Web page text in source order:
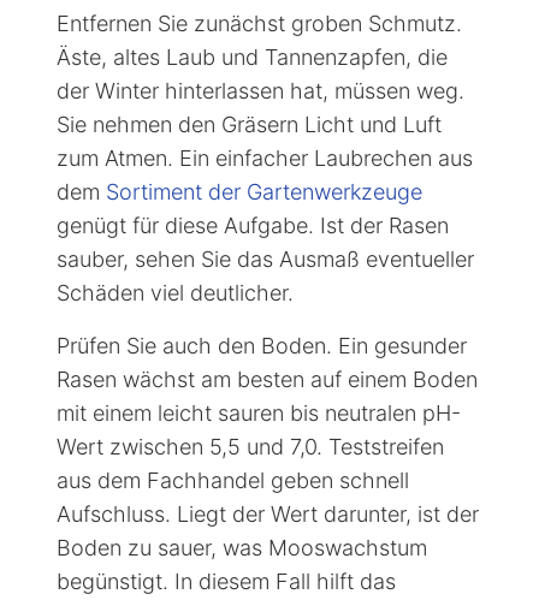
Entfernen Sie zunächst groben Schmutz.
Äste, altes Laub und Tannenzapfen, die
der Winter hinterlassen hat, müssen weg.
Sie nehmen den Gräsern Licht und Luft
zum Atmen. Ein einfacher Laubrechen aus
dem Sortiment der Gartenwerkzeuge
genügt für diese Aufgabe. Ist der Rasen
sauber, sehen Sie das Ausmaß eventueller
Schäden viel deutlicher.
Prüfen Sie auch den Boden. Ein gesunder
Rasen wächst am besten auf einem Boden
mit einem leicht sauren bis neutralen pH-
Wert zwischen 5,5 und 7,0. Teststreifen
aus dem Fachhandel geben schnell
Aufschluss. Liegt der Wert darunter, ist der
Boden zu sauer, was Mooswachstum
begünstigt. In diesem Fall hilft das